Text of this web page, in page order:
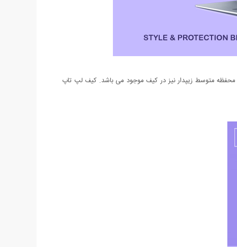
علاوه بر محفظه ی اصلی دو محفظه متوسط زیپدار نیز در کیف موجود می باشد. کیف لپ تاپ